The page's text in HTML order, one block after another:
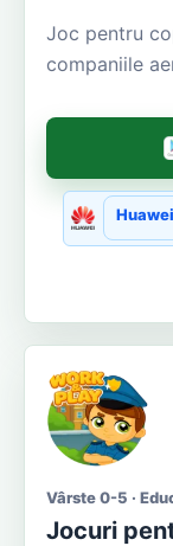
Joc pentru
companiile
Huawei
Vârste 0-5 ·
Jocuri